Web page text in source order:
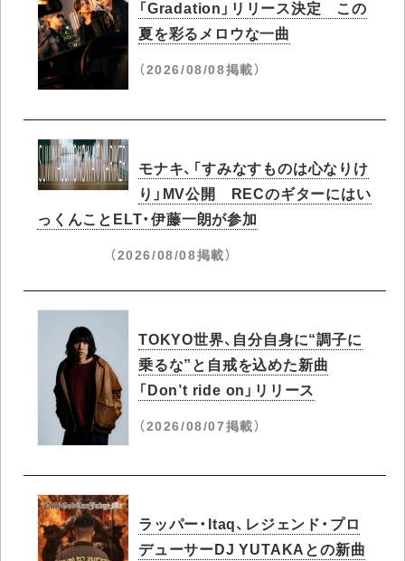
「Gradation」リリース決定 この
夏を彩るメロウな一曲
（2026/08/08掲載）
モナキ、「すみなすものは心なりけ
り」MV公開 RECのギターにはい
っくんことELT・伊藤一朗が参加
（2026/08/08掲載）
TOKYO世界、自分自身に“調子に
乗るな”と自戒を込めた新曲
「Don’t ride on」リリース
（2026/08/07掲載）
ラッパー・Itaq、レジェンド・プロ
デューサーDJ YUTAKAとの新曲